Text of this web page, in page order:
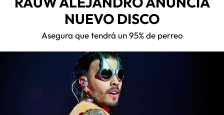
NUEVO DISCO
Asegura que tendrá un 95% de perreo